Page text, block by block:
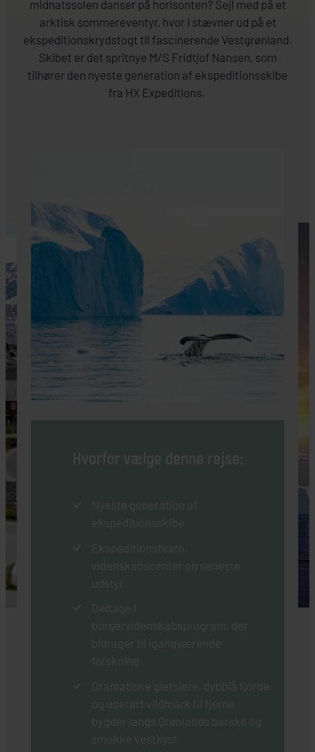
midnatssolen danser på horisonten? Sejl med på et
arktisk sommereventyr, hvor I stævner ud på et
ekspeditionskrydstogt til fascinerende Vestgrønland.
Skibet er det spritnye M/S Fridtjof Nansen, som
tilhører den nyeste generation af ekspeditionsskibe
fra HX Expeditions.
Hvorfor vælge denne rejse:
Nyeste generation af
ekspeditionsskibe
Ekspeditionsteam,
videnskabscenter og seneste
udstyr
Deltage i
borgervidenskabsprogram, der
bidrager til igangværende
forskning
Dramatiske gletsjere, dybblå fjorde
og uberørt vildmark til fjerne
bygder langs Grønlands barske og
smukke vestkyst